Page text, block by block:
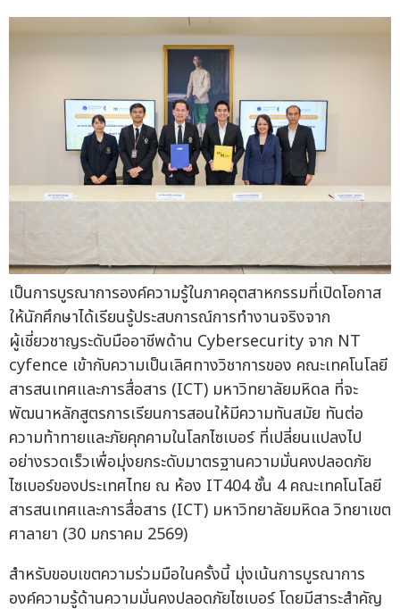
เป็นการบูรณาการองค์ความรู้ในภาคอุตสาหกรรมที่เปิดโอกาส
ให้นักศึกษาได้เรียนรู้ประสบการณ์การทำงานจริงจาก
ผู้เชี่ยวชาญระดับมืออาชีพด้าน Cybersecurity จาก NT
cyfence เข้ากับความเป็นเลิศทางวิชาการของ คณะเทคโนโลยี
สารสนเทศและการสื่อสาร (ICT) มหาวิทยาลัยมหิดล ที่จะ
พัฒนาหลักสูตรการเรียนการสอนให้มีความทันสมัย ทันต่อ
ความท้าทายและภัยคุกคามในโลกไซเบอร์ ที่เปลี่ยนแปลงไป
อย่างรวดเร็วเพื่อมุ่งยกระดับมาตรฐานความมั่นคงปลอดภัย
ไซเบอร์ของประเทศไทย ณ ห้อง IT404 ชั้น 4 คณะเทคโนโลยี
สารสนเทศและการสื่อสาร (ICT) มหาวิทยาลัยมหิดล วิทยาเขต
ศาลายา (30 มกราคม 2569)
สำหรับขอบเขตความร่วมมือในครั้งนี้ มุ่งเน้นการบูรณาการ
องค์ความรู้ด้านความมั่นคงปลอดภัยไซเบอร์ โดยมีสาระสำคัญ